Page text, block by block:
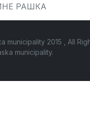
РАШКА
municipality 2015 , All
municipality.